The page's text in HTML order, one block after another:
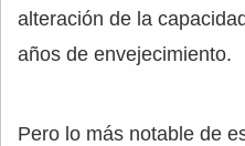
alteración de la
años de envejecimiento.
Pero lo más notable de